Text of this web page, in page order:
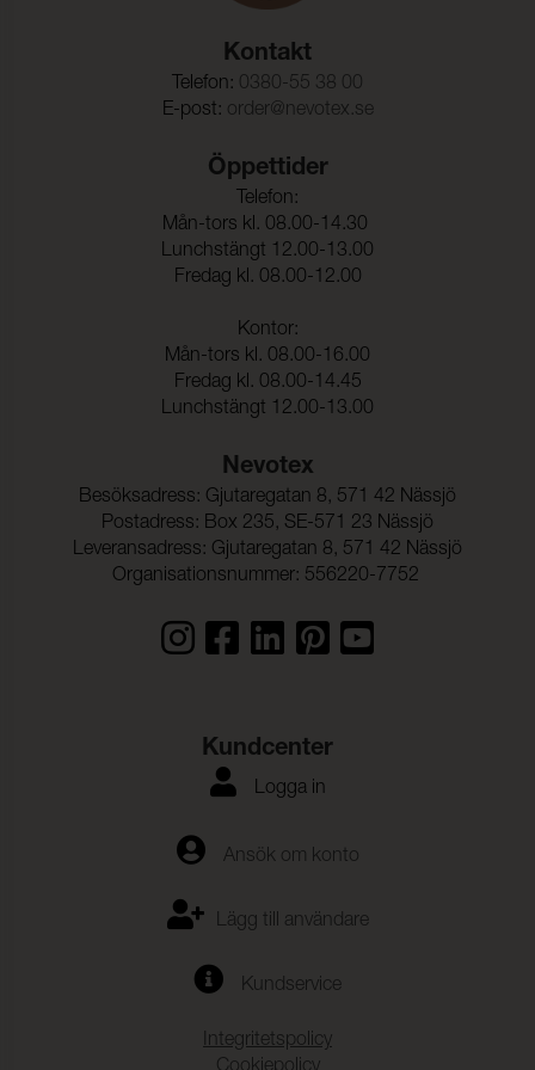
Dimensionsändring Varp: - 2,3 %
Dimensionsändring Väft:
ISO 105-C06
4-5
Färghärdighet mot
ISO 105-D01
4-5
Färghärdighet mot
5 (ISO 105-E01)
Kontakt
Telefon: 0380-55 38 00
E-post: order@nevotex.se
Öppettider
Telefon:
Mån-tors kl. 08.00-14.30
Lunchstängt 12.00-13.00
Fredag kl. 08.00-12.00
Kontor:
Mån-tors kl. 08.00-16.00
Fredag kl. 08.00-14.45
Lunchstängt 12.00-13.00
Nevotex
Besöksadress: Gjutaregatan 8, 571 42 Nässjö
Postadress: Box 235, SE-571 23 Nässjö
Leveransadress: Gjutaregatan 8, 571 42 Nässjö
Organisationsnummer: 556220-7752
Kundcenter
Logga in
Ansök om konto
Lägg till användare
Kundservice
Integritetspolicy